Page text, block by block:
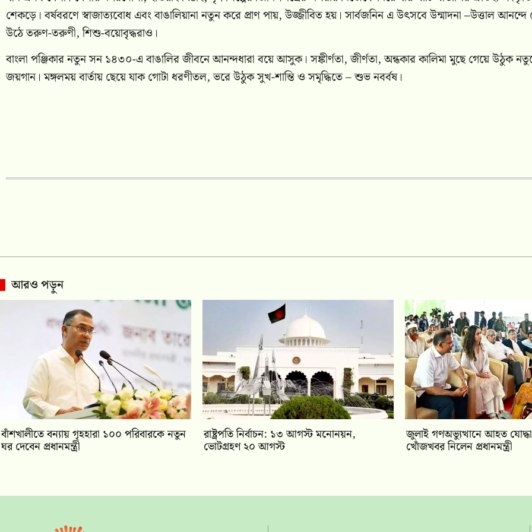
শেকড়ে। বর্ষবরণে স্বাজাত্যবোধ এবং বাঙালিয়ানা নতুন করে প্রাণ পায়, উজ্জীবিত হয়। সার্বজনিন এ উৎসবে উন্মাদনা –উত্তাল আনন্দে
উঠে তরুণ-তরুণী, শিশু-বয়োবৃদ্ধরাও।
বাংলা পঞ্জিকার নতুন সন ১৪৩০-এ বাঙালির জীবনে আনন্দধারা বয়ে ‍আসুক। সঙ্কীর্ণতা, জীর্ণতা, অন্ধকার কালিমা মুছে গেয়ে উঠুক
জয়গান। মঙ্গলময় বার্তায় ছেয়ে যাক গোটা ধরণীতল, ভরে উঠুক সুখ-শান্তি ও সমৃদ্ধিতে – শুভ নবর্বষ।
আরও পড়ুন
বাঁশখালীতে বন্যায় গৃহহারা ১০০ পরিবারকে নতুন
ঘর দেবেন প্রধানমন্ত্রী
রাষ্ট্রপতি নির্বাচন: ১৩ আগস্ট মনোনয়ন,
ভোটগ্রহণ ২০ আগস্ট
জুলাই গণঅভ্যুত্থানে আহত
খোঁজখবর নিলেন প্রধানমন্ত্রী